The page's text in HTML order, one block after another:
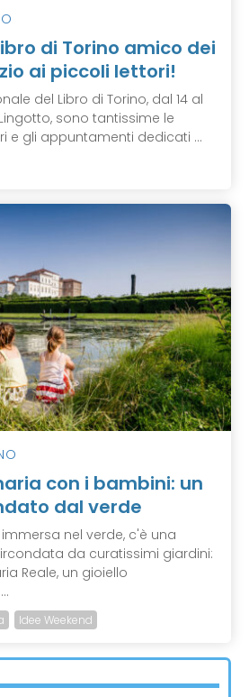
di Torino amico dei
ai piccoli lettori!
del Libro di Torino, dal 14 al
sono tantissime le
e gli appuntamenti dedicati ...
con i bambini: un
dal verde
nel verde, c'è una
da curatissimi giardini:
Reale, un gioiello
Idee Weekend